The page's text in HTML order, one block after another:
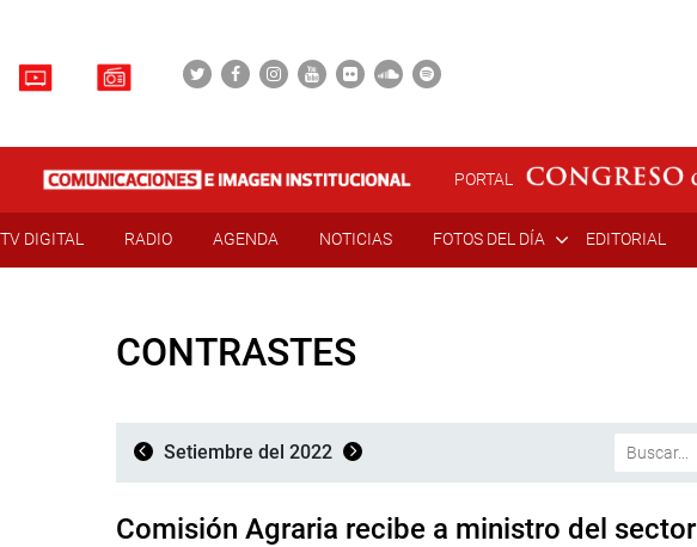
PORTAL
TV DIGITAL RADIO AGENDA NOTICIAS FOTOS DEL DÍA EDITORIAL
CONTRASTES
Setiembre del 2022
Comisión Agraria recibe a ministro del sector